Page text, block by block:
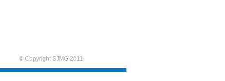
© Copyright SJMG 2011